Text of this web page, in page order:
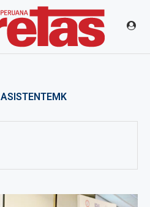
ASISTENTEMK